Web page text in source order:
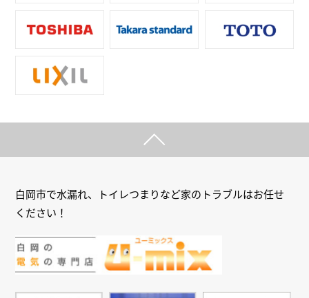
白岡市で水漏れ、トイレつまりなど家のトラブルはお任せ
ください！